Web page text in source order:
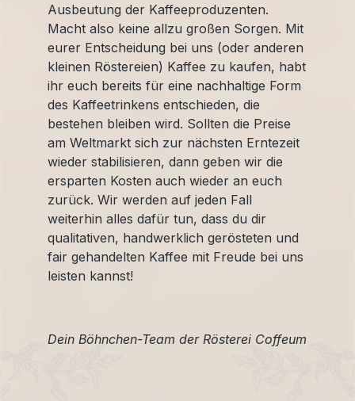
Ausbeutung der Kaffeeproduzenten.
Macht also keine allzu großen Sorgen. Mit
eurer Entscheidung bei uns (oder anderen
kleinen Röstereien) Kaffee zu kaufen, habt
ihr euch bereits für eine nachhaltige Form
des Kaffeetrinkens entschieden, die
bestehen bleiben wird. Sollten die Preise
am Weltmarkt sich zur nächsten Erntezeit
wieder stabilisieren, dann geben wir die
ersparten Kosten auch wieder an euch
zurück. Wir werden auf jeden Fall
weiterhin alles dafür tun, dass du dir
qualitativen, handwerklich gerösteten und
fair gehandelten Kaffee mit Freude bei uns
leisten kannst!
Dein Böhnchen-Team der Rösterei Coffeum